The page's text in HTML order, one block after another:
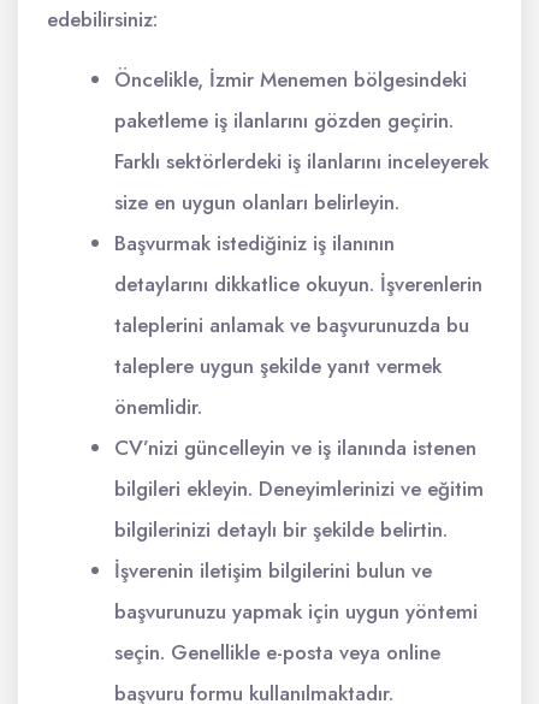
edebilirsiniz:
Öncelikle, İzmir Menemen bölgesindeki
paketleme iş ilanlarını gözden geçirin.
Farklı sektörlerdeki iş ilanlarını inceleyerek
size en uygun olanları belirleyin.
Başvurmak istediğiniz iş ilanının
detaylarını dikkatlice okuyun. İşverenlerin
taleplerini anlamak ve başvurunuzda bu
taleplere uygun şekilde yanıt vermek
önemlidir.
CV’nizi güncelleyin ve iş ilanında istenen
bilgileri ekleyin. Deneyimlerinizi ve eğitim
bilgilerinizi detaylı bir şekilde belirtin.
İşverenin iletişim bilgilerini bulun ve
başvurunuzu yapmak için uygun yöntemi
seçin. Genellikle e-posta veya online
başvuru formu kullanılmaktadır.